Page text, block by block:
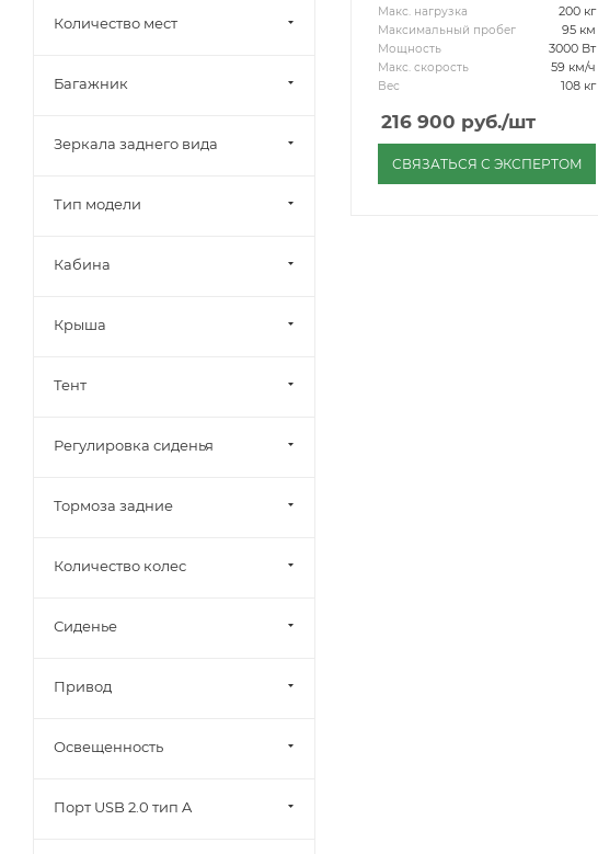
Макс. нагрузка 200 кг
Максимальный пробег 95 км
Мощность 3000 Вт
Макс. скорость 59 км/ч
Вес 108 кг
216 900 руб./шт
СВЯЗАТЬСЯ С ЭКСПЕРТОМ
Количество мест
Багажник
Зеркала заднего вида
Тип модели
Кабина
Крыша
Тент
Регулировка сиденья
Тормоза задние
Количество колес
Сиденье
Привод
Освещенность
Порт USB 2.0 тип A